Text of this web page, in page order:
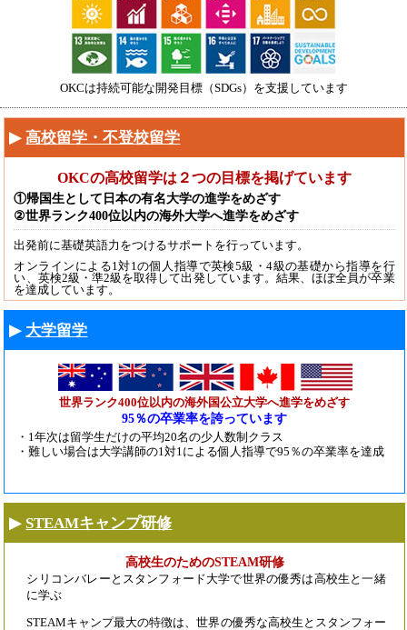
OKCは持続可能な開発目標（SDGs）を支援しています
高校留学・不登校留学
OKCの高校留学は２つの目標を掲げています
①帰国生として日本の有名大学の進学をめざす
②世界ランク400位以内の海外大学へ進学をめざす
出発前に基礎英語力をつけるサポートを行っています。
オンラインによる1対1の個人指導で英検5級・4級の基礎から指導を行
い、英検2級・準2級を取得して出発しています。結果、ほぼ全員が卒業
を達成しています。
大学留学
世界ランク400位以内の海外国公立大学へ進学をめざす
95％の卒業率を誇っています
・1年次は留学生だけの平均20名の少人数制クラス
・難しい場合は大学講師の1対1による個人指導で95％の卒業率を達成
STEAMキャンプ研修
高校生のためのSTEAM研修
シリコンバレーとスタンフォード大学で世界の優秀は高校生と一緒
に学ぶ
STEAMキャンプ最大の特徴は、世界の優秀な高校生とスタンフォー